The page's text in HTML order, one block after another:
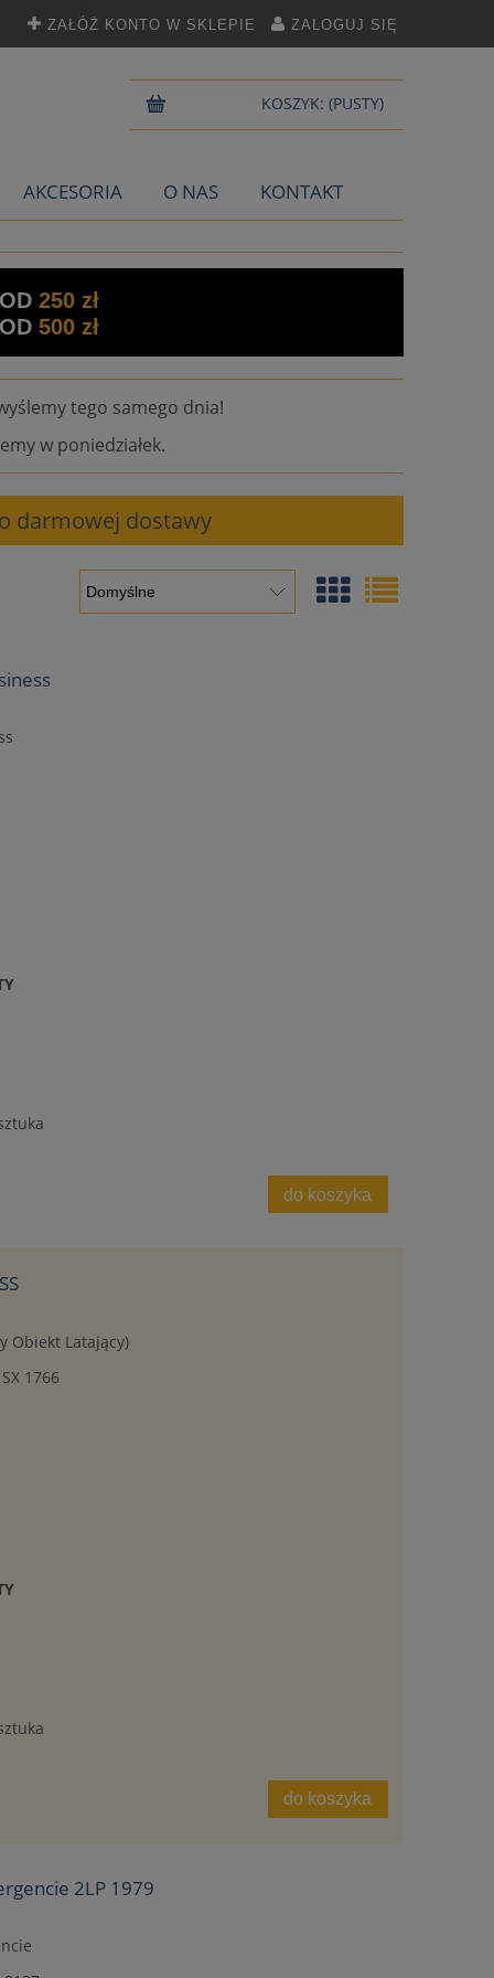
ZAŁÓŻ KONTO W SKLEPIE ZALOGUJ SIĘ
KOSZYK: (PUSTY)
AKCESORIA O NAS
KONTAKT
250 zł
500 zł
tego samego dnia!
w poniedziałek.
darmowej dostawy
do koszyka
Obiekt Latający)
1766
do koszyka
2LP 1979